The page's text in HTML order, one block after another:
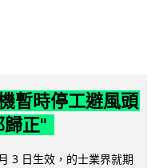
暫時停工避風頭
歸正"
3 日生效，的士業界就期